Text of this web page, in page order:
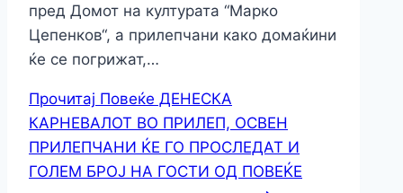
пред Домот на културата “Марко
Цепенков“, а прилепчани како домаќини
ќе се погрижат,…
Прочитај Повеќе ДЕНЕСКА
КАРНЕВАЛОТ ВО ПРИЛЕП, ОСВЕН
ПРИЛЕПЧАНИ ЌЕ ГО ПРОСЛЕДАТ И
ГОЛЕМ БРОЈ НА ГОСТИ ОД ПОВЕЌЕ